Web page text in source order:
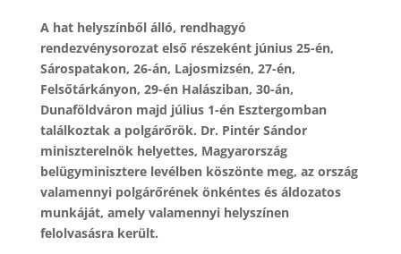
A hat helyszínből álló, rendhagyó
rendezvénysorozat első részeként június 25-én,
Sárospatakon, 26-án, Lajosmizsén, 27-én,
Felsőtárkányon, 29-én Halásziban, 30-án,
Dunaföldváron majd július 1-én Esztergomban
találkoztak a polgárőrök. Dr. Pintér Sándor
miniszterelnök helyettes, Magyarország
belügyminisztere levélben köszönte meg, az ország
valamennyi polgárőrének önkéntes és áldozatos
munkáját, amely valamennyi helyszínen
felolvasásra került.